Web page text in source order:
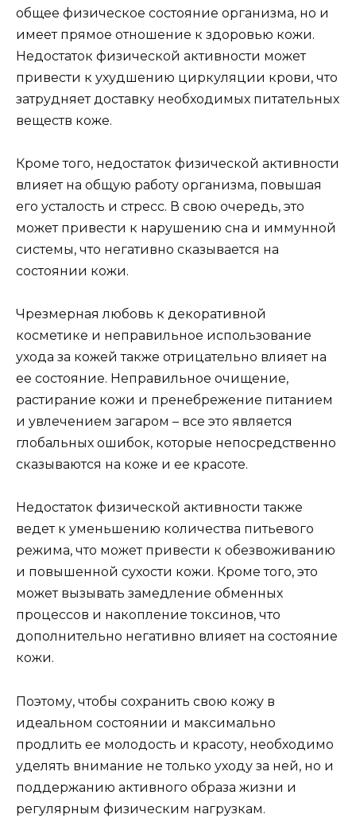
общее физическое состояние организма, но и
имеет прямое отношение к здоровью кожи.
Недостаток физической активности может
привести к ухудшению циркуляции крови, что
затрудняет доставку необходимых питательных
веществ коже.
Кроме того, недостаток физической активности
влияет на общую работу организма, повышая
его усталость и стресс. В свою очередь, это
может привести к нарушению сна и иммунной
системы, что негативно сказывается на
состоянии кожи.
Чрезмерная любовь к декоративной
косметике и неправильное использование
ухода за кожей также отрицательно влияет на
ее состояние. Неправильное очищение,
растирание кожи и пренебрежение питанием
и увлечением загаром – все это является
глобальных ошибок, которые непосредственно
сказываются на коже и ее красоте.
Недостаток физической активности также
ведет к уменьшению количества питьевого
режима, что может привести к обезвоживанию
и повышенной сухости кожи. Кроме того, это
может вызывать замедление обменных
процессов и накопление токсинов, что
дополнительно негативно влияет на состояние
кожи.
Поэтому, чтобы сохранить свою кожу в
идеальном состоянии и максимально
продлить ее молодость и красоту, необходимо
уделять внимание не только уходу за ней, но и
поддержанию активного образа жизни и
регулярным физическим нагрузкам.